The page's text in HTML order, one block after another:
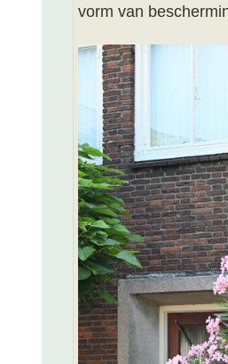
vorm van